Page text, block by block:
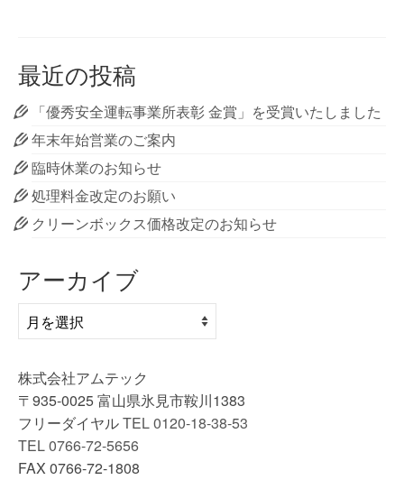
最近の投稿
「優秀安全運転事業所表彰 金賞」を受賞いたしました
年末年始営業のご案内
臨時休業のお知らせ
処理料金改定のお願い
クリーンボックス価格改定のお知らせ
アーカイブ
ア
ー
イ
ブ
株式会社アムテック
〒935-0025 富山県氷見市鞍川1383
フリーダイヤルTEL 0120-18-38-53
TEL 0766-72-5656
FAX 0766-72-1808